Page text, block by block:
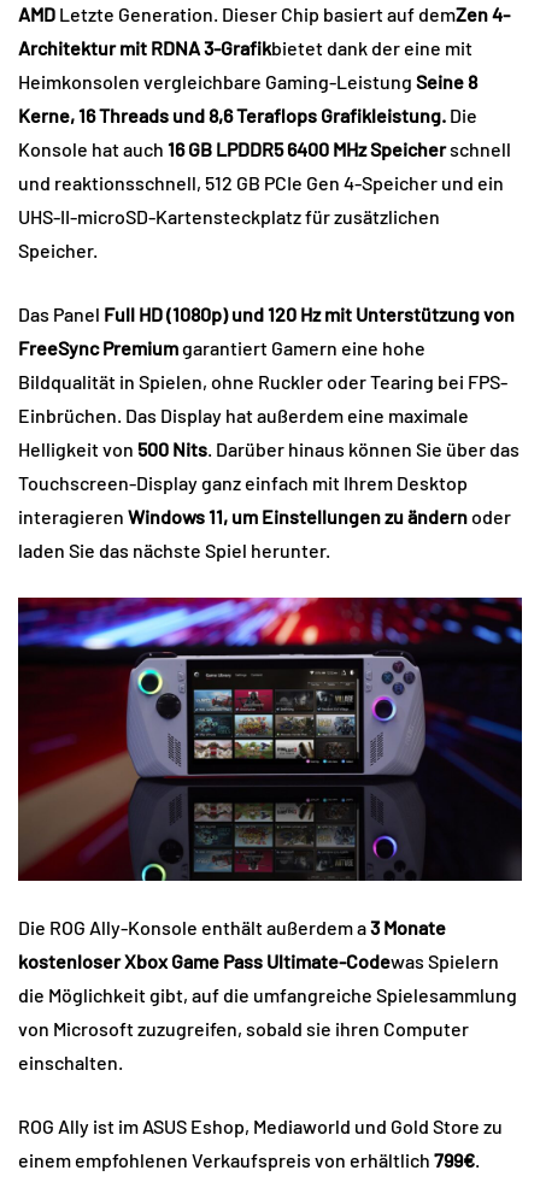
AMD Letzte Generation. Dieser Chip basiert auf demZen 4-
Architektur mit RDNA 3-Grafikbietet dank der eine mit
Heimkonsolen vergleichbare Gaming-Leistung Seine 8
Kerne, 16 Threads und 8,6 Teraflops Grafikleistung. Die
Konsole hat auch 16 GB LPDDR5 6400 MHz Speicherschnell
und reaktionsschnell, 512 GB PCIe Gen 4-Speicher und ein
UHS-II-microSD-Kartensteckplatz für zusätzlichen
Speicher.
Das Panel Full HD (1080p) und 120 Hz mit Unterstützung von
FreeSync Premiumgarantiert Gamern eine hohe
Bildqualität in Spielen, ohne Ruckler oder Tearing bei FPS-
Einbrüchen. Das Display hat außerdem eine maximale
Helligkeit von 500 Nits . Darüber hinaus können Sie über das
Touchscreen-Display ganz einfach mit Ihrem Desktop
interagieren Windows 11, um Einstellungen zu ändernoder
laden Sie das nächste Spiel herunter.
Die ROG Ally-Konsole enthält außerdem a3 Monate
kostenloser Xbox Game Pass Ultimate-Codewas Spielern
die Möglichkeit gibt, auf die umfangreiche Spielesammlung
von Microsoft zuzugreifen, sobald sie ihren Computer
einschalten.
ROG Ally ist im ASUS Eshop, Mediaworld und Gold Store zu
einem empfohlenen Verkaufspreis von erhältlich 799€.